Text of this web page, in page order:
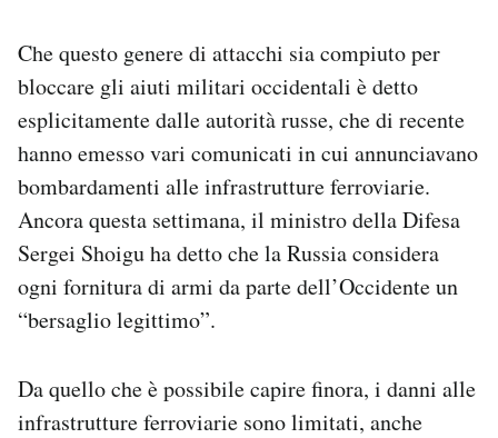
Che questo genere di attacchi sia compiuto per
bloccare gli aiuti militari occidentali è detto
esplicitamente dalle autorità russe, che di recente
hanno emesso vari comunicati in cui annunciavano
bombardamenti alle infrastrutture ferroviarie.
Ancora questa settimana, il ministro della Difesa
Sergei Shoigu ha detto che la Russia considera
ogni fornitura di armi da parte dell’Occidente un
“bersaglio legittimo”.
Da quello che è possibile capire finora, i danni alle
infrastrutture ferroviarie sono limitati, anche